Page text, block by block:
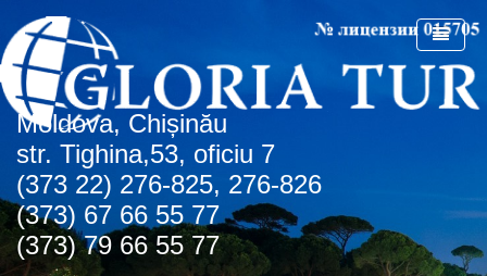
Мoldova, Chișinău
str. Tighina,53, oficiu 7
(373 22) 276-825, 276-826
(373) 67 66 55 77
(373) 79 66 55 77
ГЛАВНАЯ
О КОМПАНИИ
СПЕЦПРЕДЛОЖЕНИЯ
СПО Болгария
СТРАНЫ